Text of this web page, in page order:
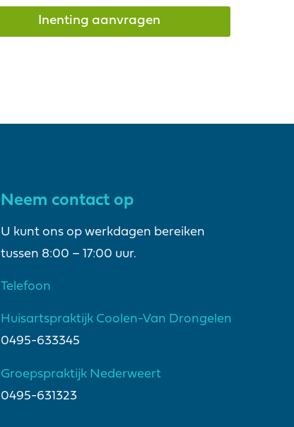
Inenting aanvragen
Neem contact op
U kunt ons op werkdagen bereiken
tussen 8:00 – 17:00 uur.
Telefoon
Huisartspraktijk Coolen-Van Drongelen
0495-633345
Groepspraktijk Nederweert
0495-631323